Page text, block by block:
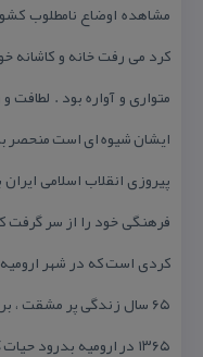
مشاهده اوضاع نامطلوب
كرد می رفت خانه و كاشانه
متواری و آواره بود .
ایشان شیوه ای است منحصر
پیروزی انقلاب اسلامی
فرهنگی خود را از سر گرفت
كردی است كه در شهر
۱۳۶۵ در ارومیه بدرود